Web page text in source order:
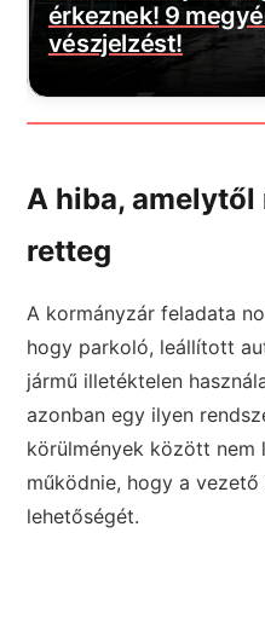
Magyar Péter
várt jó hírt! Végre
A hiba,
retteg
A kormányzár feladata
hogy parkoló, leállított
jármű illetéktelen
azonban egy ilyen
körülmények között nem
működnie, hogy a
lehetőségét.